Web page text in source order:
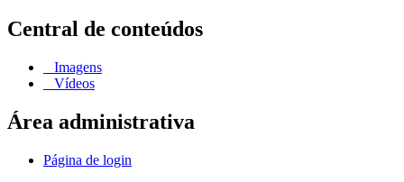
Central de conteúdos
Imagens
Vídeos
Área administrativa
Página de login